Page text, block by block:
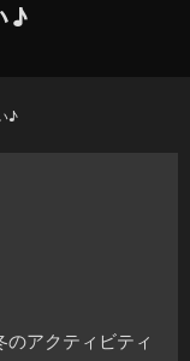
♪
♪
アクティビティ